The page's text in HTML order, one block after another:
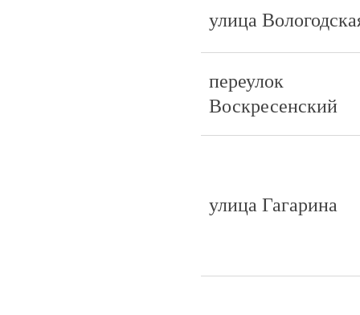
улица
переулок
Воскресенский
улица Гагарина